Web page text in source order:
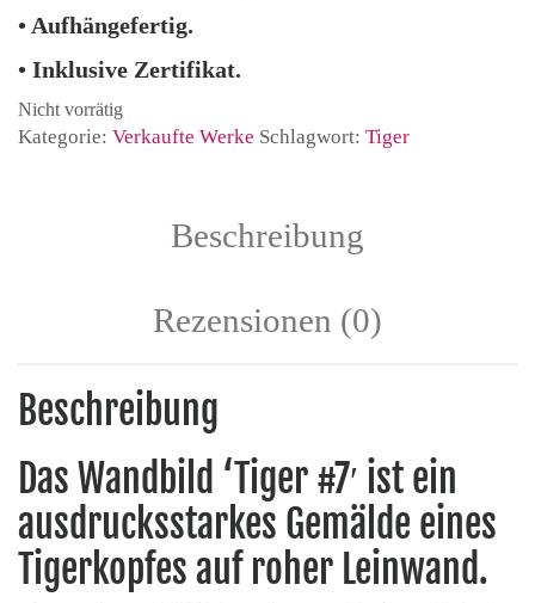
• Aufhängefertig.
• Inklusive Zertifikat.
Nicht vorrätig
Kategorie: Verkaufte Werke Schlagwort: Tiger
Beschreibung
Rezensionen (0)
Beschreibung
Das Wandbild ‘Tiger #7′ ist ein
ausdrucksstarkes Gemälde eines
Tigerkopfes auf roher Leinwand.